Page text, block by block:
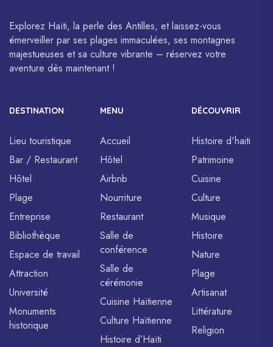
Explorez Haïti, la perle des Antilles, et laissez-vous
émerveiller par ses plages immaculées, ses montagnes
majestueuses et sa culture vibrante – réservez votre
aventure dès maintenant !
DESTINATION
Lieu touristique
Bar / Restaurant
Hôtel
Plage
Entreprise
Bibliothèque
Espace de travail
Attraction
Université
Monuments
historique
MENU
Accueil
Hôtel
Airbnb
Nourriture
Restaurant
Salle de
conférence
Salle de
cérémonie
Cuisine Haïtienne
Culture Haïtienne
Histoire d’Haïti
DÉCOUVRIR
Histoire d'haiti
Patrimoine
Cuisine
Culture
Musique
Histoire
Nature
Plage
Artisanat
Littérature
Religion